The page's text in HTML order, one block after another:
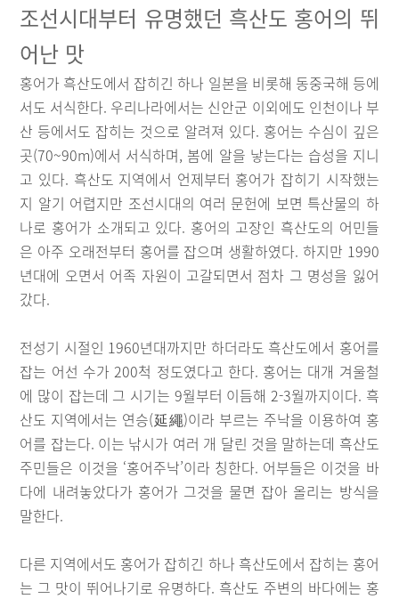
조선시대부터 유명했던 흑산도 홍어의 뛰
어난 맛
홍어가 흑산도에서 잡히긴 하나 일본을 비롯해 동중국해 등에
서도 서식한다. 우리나라에서는 신안군 이외에도 인천이나 부
산 등에서도 잡히는 것으로 알려져 있다. 홍어는 수심이 깊은
곳(70~90m)에서 서식하며, 봄에 알을 낳는다는 습성을 지니
고 있다. 흑산도 지역에서 언제부터 홍어가 잡히기 시작했는
지 알기 어렵지만 조선시대의 여러 문헌에 보면 특산물의 하
나로 홍어가 소개되고 있다. 홍어의 고장인 흑산도의 어민들
은 아주 오래전부터 홍어를 잡으며 생활하였다. 하지만 1990
년대에 오면서 어족 자원이 고갈되면서 점차 그 명성을 잃어
갔다.
전성기 시절인 1960년대까지만 하더라도 흑산도에서 홍어를
잡는 어선 수가 200척 정도였다고 한다. 홍어는 대개 겨울철
에 많이 잡는데 그 시기는 9월부터 이듬해 2-3월까지이다. 흑
산도 지역에서는 연승(延繩)이라 부르는 주낙을 이용하여 홍
어를 잡는다. 이는 낚시가 여러 개 달린 것을 말하는데 흑산도
주민들은 이것을 ‘홍어주낙’이라 칭한다. 어부들은 이것을 바
다에 내려놓았다가 홍어가 그것을 물면 잡아 올리는 방식을
말한다.
다른 지역에서도 홍어가 잡히긴 하나 흑산도에서 잡히는 홍어
는 그 맛이 뛰어나기로 유명하다. 흑산도 주변의 바다에는 홍